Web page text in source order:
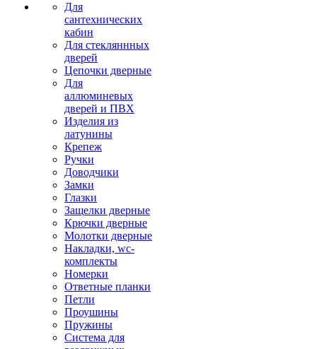
Для
сантехнических
кабин
Для стекляннных
дверей
Цепочки дверные
Для
аллюминевых
дверей и ПВХ
Изделия из
латунины
Крепеж
Ручки
Доводчики
Замки
Глазки
Защелки дверные
Крючки дверные
Молотки дверные
Накладки, wc-
комплекты
Номерки
Ответные планки
Петли
Проушины
Пружины
Система для